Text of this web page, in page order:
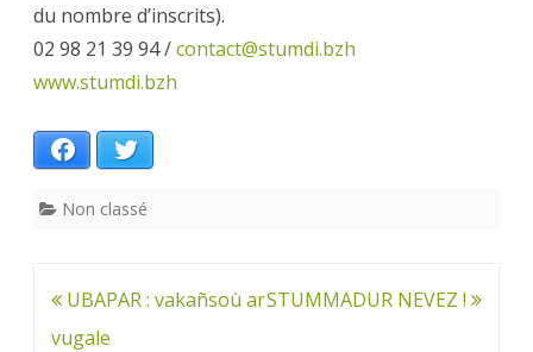
du nombre d’inscrits).
02 98 21 39 94 /contact@stumdi.bzh
www.stumdi.bzh
Facebook
Non classé
Navigation
de
UBAPAR : vakañsoù ar
vugale
STUMMADUR NEVEZ !